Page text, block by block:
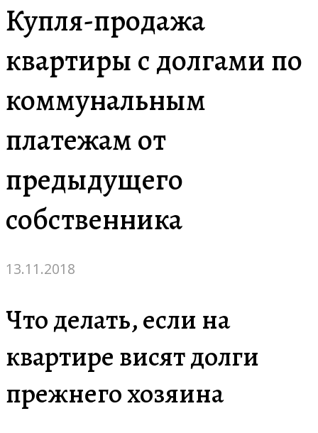
Купля-продажа
квартиры с долгами по
коммунальным
платежам от
предыдущего
собственника
13.11.2018
Что делать, если на
квартире висят долги
прежнего хозяина